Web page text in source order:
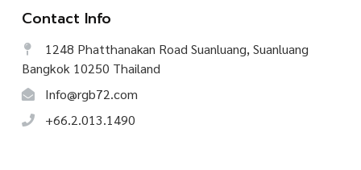
Contact Info
1248 Phatthanakan Road Suanluang, Suanluang
Bangkok 10250 Thailand
Info@rgb72.com
+66.2.013.1490